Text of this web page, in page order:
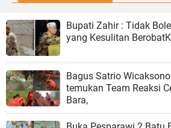
Bupati Zahir : Tidak
yang Kesulitan
Bagus Satrio
temukan Team Reaksi
Bara,